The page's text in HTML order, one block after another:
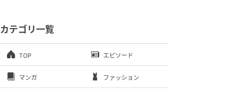
カテゴリ一覧
TOP エピソード
マンガ ファッション